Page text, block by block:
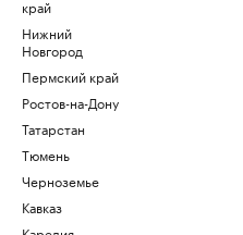
край
Нижний
Новгород
Пермский край
Ростов-на-Дону
Татарстан
Тюмень
Черноземье
Кавказ